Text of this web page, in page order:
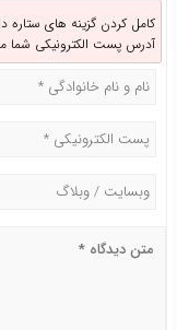
کامل کردن گزینه های ستاره
آدرس پست الکترونیکی شما